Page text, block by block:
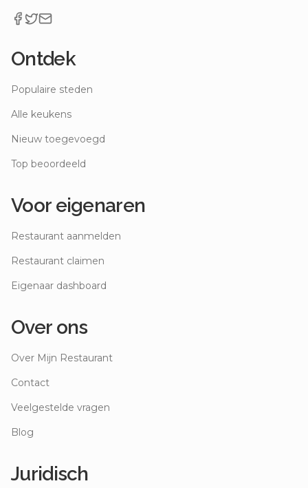
Ontdek
Populaire steden
Alle keukens
Nieuw toegevoegd
Top beoordeeld
Voor eigenaren
Restaurant aanmelden
Restaurant claimen
Eigenaar dashboard
Over ons
Over Mijn Restaurant
Contact
Veelgestelde vragen
Blog
Juridisch